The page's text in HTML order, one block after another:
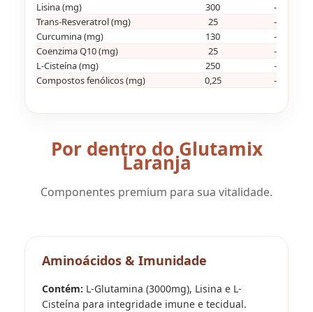
Lisina (mg)
300
-
Trans-Resveratrol (mg)
25
-
Curcumina (mg)
130
-
Coenzima Q10 (mg)
25
-
L-Cisteína (mg)
250
-
Compostos fenólicos (mg)
0,25 -
Por dentro do Glutamix
Laranja
Componentes premium para sua vitalidade.
Aminoácidos & Imunidade
Contém: L-Glutamina (3000mg), Lisina e L-
Cisteína para integridade imune e tecidual.